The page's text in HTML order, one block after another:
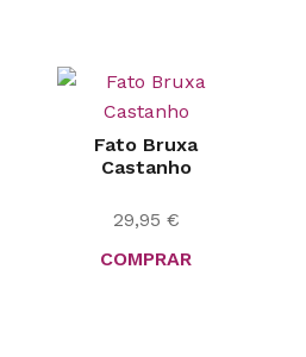
Fato Bruxa
Castanho
29,95 €
COMPRAR